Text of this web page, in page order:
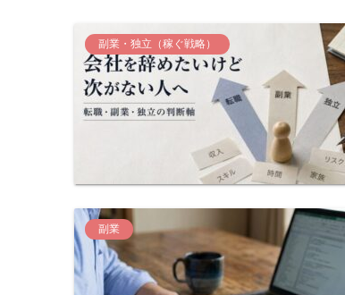
副業・独立（稼ぐ戦略）
副業